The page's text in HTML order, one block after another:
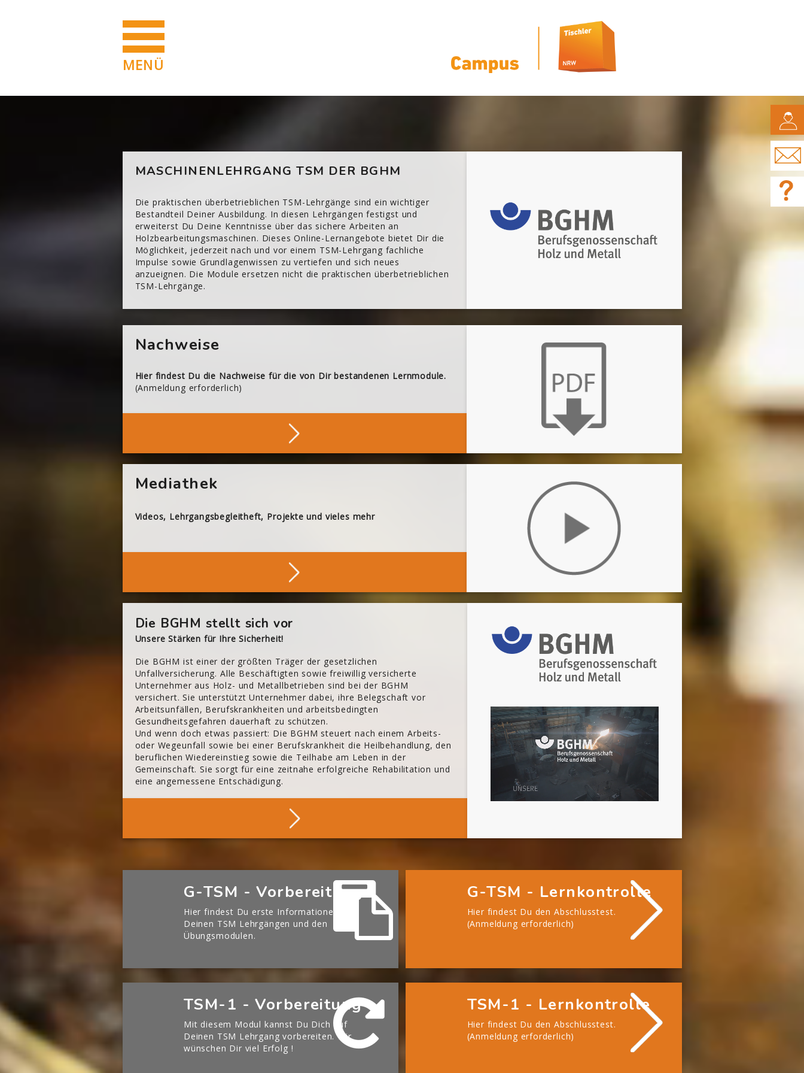
MENÜ
MASCHINENLEHRGANG TSM DER BGHM
Die praktischen überbetrieblichen TSM-Lehrgänge sind ein wichtiger
Bestandteil Deiner Ausbildung. In diesen Lehrgängen festigst und
erweiterst Du Deine Kenntnisse über das sichere Arbeiten an
Holzbearbeitungsmaschinen. Dieses Online-Lernangebote bietet Dir die
Möglichkeit, jederzeit nach und vor einem TSM-Lehrgang fachliche
Impulse sowie Grundlagenwissen zu vertiefen und sich neues
anzueignen. Die Module ersetzen nicht die praktischen überbetrieblichen
TSM-Lehrgänge.
Nachweise
Hier findest Du die Nachweise für die von Dir bestandenen Lernmodule.
(Anmeldung erforderlich)
Deine Nachweise
Mediathek
Videos, Lehrgangsbegleitheft, Projekte und vieles mehr
Stöbern
Die BGHM stellt sich vor
Unsere Stärken für Ihre Sicherheit!
Die BGHM ist einer der größten Träger der gesetzlichen
Unfallversicherung. Alle Beschäftigten sowie freiwillig versicherte
Unternehmer aus Holz- und Metallbetrieben sind bei der BGHM
versichert. Sie unterstützt Unternehmer dabei, ihre Belegschaft vor
Arbeitsunfällen, Berufskrankheiten und arbeitsbedingten
Gesundheitsgefahren dauerhaft zu schützen.
Und wenn doch etwas passiert: Die BGHM steuert nach einem Arbeits-
oder Wegeunfall sowie bei einer Berufskrankheit die Heilbehandlung, den
beruflichen Wiedereinstieg sowie die Teilhabe am Leben in der
Gemeinschaft. Sie sorgt für eine zeitnahe erfolgreiche Rehabilitation und
eine angemessene Entschädigung.
Mehr Über Die BGHM
G-TSM - Vorbereitung
Hier findest Du erste Informationen zu
Deinen TSM Lehrgängen und den
Übungsmodulen.
G-TSM - Lernkontrolle
Hier findest Du den Abschlusstest.
(Anmeldung erforderlich)
TSM-1 - Vorbereitung
Mit diesem Modul kannst Du Dich auf
Deinen TSM Lehrgang vorbereiten. Wir
wünschen Dir viel Erfolg !
TSM-1 - Lernkontrolle
Hier findest Du den Abschlusstest.
(Anmeldung erforderlich)